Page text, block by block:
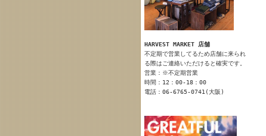
HARVEST MARKET 店舗
不定期で営業してるため店舗に来られ
る際はご連絡いただけると確実です。
営業：※不定期営業
時間：12：00-18：00
電話：06-6765-0741(大阪)